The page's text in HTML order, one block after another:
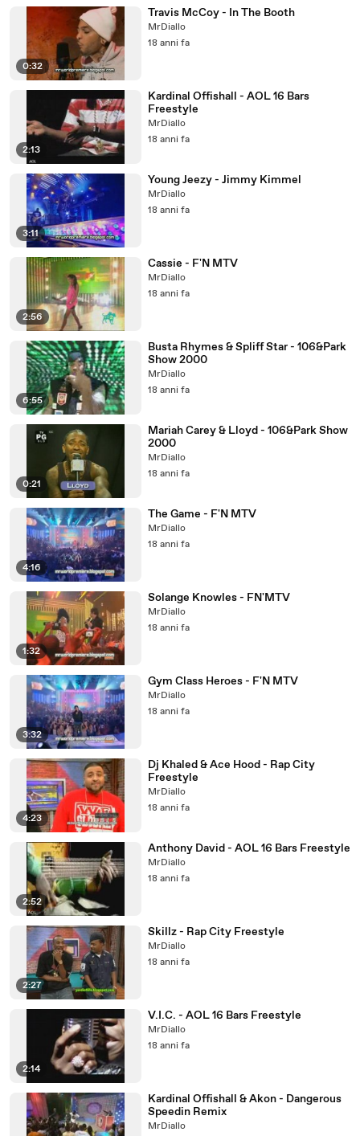
0:32
Travis McCoy - In The Booth
MrDiallo
18 anni fa
2:13
Kardinal Offishall - AOL 16 Bars
Freestyle
MrDiallo
18 anni fa
3:11
Young Jeezy - Jimmy Kimmel
MrDiallo
18 anni fa
2:56
Cassie - F'N MTV
MrDiallo
18 anni fa
6:55
Busta Rhymes & Spliff Star - 106&Park
Show 2000
MrDiallo
18 anni fa
0:21
Mariah Carey & Lloyd - 106&Park Show
2000
MrDiallo
18 anni fa
4:16
The Game - F'N MTV
MrDiallo
18 anni fa
1:32
Solange Knowles - FN'MTV
MrDiallo
18 anni fa
3:32
Gym Class Heroes - F'N MTV
MrDiallo
18 anni fa
4:23
Dj Khaled & Ace Hood - Rap City
Freestyle
MrDiallo
18 anni fa
2:52
Anthony David - AOL 16 Bars Freestyle
MrDiallo
18 anni fa
2:27
Skillz - Rap City Freestyle
MrDiallo
18 anni fa
2:14
V.I.C. - AOL 16 Bars Freestyle
MrDiallo
18 anni fa
Kardinal Offishall & Akon - Dangerous
Speedin Remix
MrDiallo